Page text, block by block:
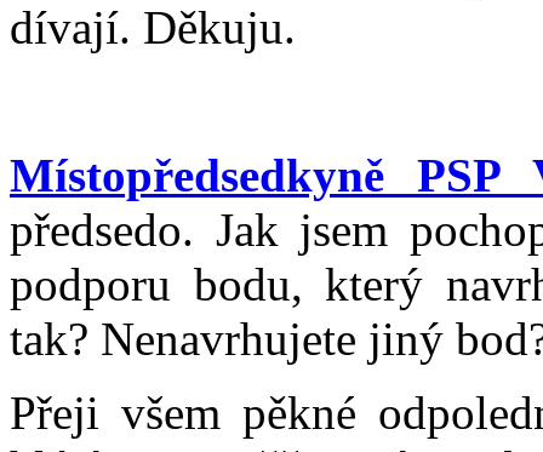
dívají. Děkuju.
Místopředsedkyně PSP
předsedo. Jak jsem
podporu bodu, který
tak? Nenavrhujete jiný
Přeji všem pěkné